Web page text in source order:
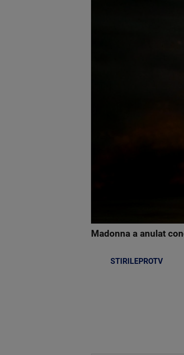
Madonna a anulat
STIRILEPROTV